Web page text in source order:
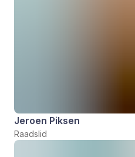
Jeroen Piksen
Raadslid